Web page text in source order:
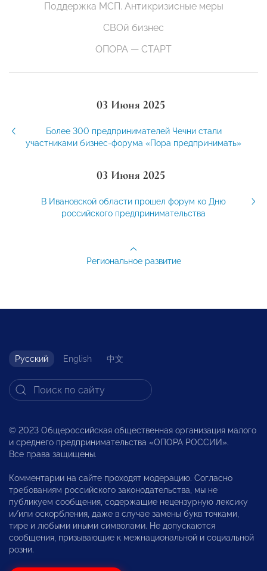
Поддержка МСП. Антикризисные меры
СВОй бизнес
ОПОРА — СТАРТ
03 Июня 2025
Более 300 предпринимателей Чечни стали
участниками бизнес-форума «Пора предпринимать»
03 Июня 2025
В Ивановской области прошел форум ко Дню
российского предпринимательства
Региональное развитие
Русский English 中文
© 2023 Общероссийская общественная организация малого
и среднего предпринимательства «ОПОРА РОССИИ».
Все права защищены.
Комментарии на сайте проходят модерацию. Согласно
требованиям российского законодательства, мы не
публикуем сообщения, содержащие нецензурную лексику
и/или оскорбления, даже в случае замены букв точками,
тире и любыми иными символами. Не допускаются
сообщения, призывающие к межнациональной и социальной
розни.